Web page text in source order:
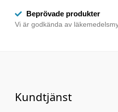
Beprövade produkter
Vi är godkända av
Kundtjänst